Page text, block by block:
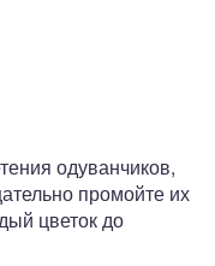
одуванчиков,
промойте их
цветок до